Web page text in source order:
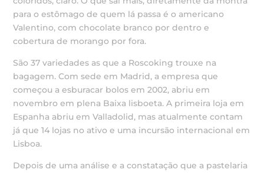
para o estômago de quem lá passa é o americano
Valentino, com chocolate branco por dentro e
cobertura de morango por fora.
São 37 variedades as que a Roscoking trouxe na
bagagem. Com sede em Madrid, a empresa que
começou a esburacar bolos em 2002, abriu em
novembro em plena Baixa lisboeta. A primeira loja em
Espanha abriu em Valladolid, mas atualmente contam
já que 14 lojas no ativo e uma incursão internacional em
Lisboa.
Depois de uma análise e a constatação que a pastelaria